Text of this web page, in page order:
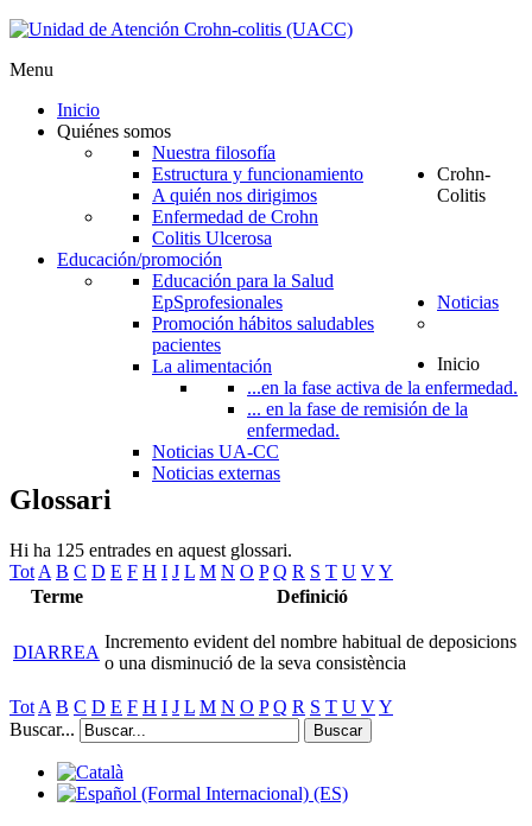
Menu
Inicio
Quiénes somos
Nuestra filosofía
Estructura y funcionamiento
A quién nos dirigimos
Crohn-
Colitis
Enfermedad de Crohn
Colitis Ulcerosa
Educación/promoción
Educación para la Salud
EpSprofesionales
Promoción hábitos saludables
pacientes
La alimentación
...en la fase activa de la enfermedad.
... en la fase de remisión de la
enfermedad.
Noticias
Noticias UA-CC
Noticias externas
Inicio
Glossari
Hi ha 125 entrades en aquest glossari.
Tot A B C D E F H I J L M N O P Q R S T U VY
Terme
Definició
DIARREA
Incremento evident del nombre habitual de deposicions
o una disminució de la seva consistència
Tot A B C D E F H I J L M N O P Q R S T U VY
Buscar...
Buscar